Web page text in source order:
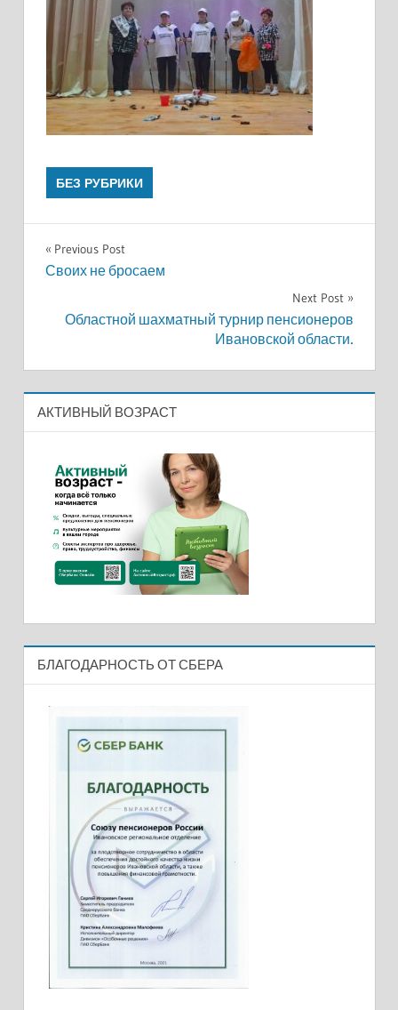
БЕЗ РУБРИКИ
Навигация
записям
Previous Post
Своих не бросаем
Next Post
Областной шахматный турнир пенсионеров
Ивановской области.
АКТИВНЫЙ ВОЗРАСТ
БЛАГОДАРНОСТЬ ОТ СБЕРА